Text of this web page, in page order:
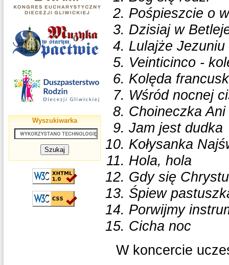
Wyszukiwarka
Pośpieszcie o
Dzisiaj w
Lulajże Jezuniu
Veinticinco -
Kolęda
Wśród nocnej
Choineczka Ani
Jam jest dudka
Kołysanka
Hola, hola
Gdy się
Śpiew
Porwijmy
Cicha noc
W koncercie